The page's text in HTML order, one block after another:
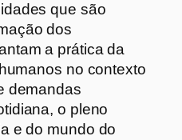
que são
dos
a prática da
no contexto
demandas
o pleno
e do mundo do